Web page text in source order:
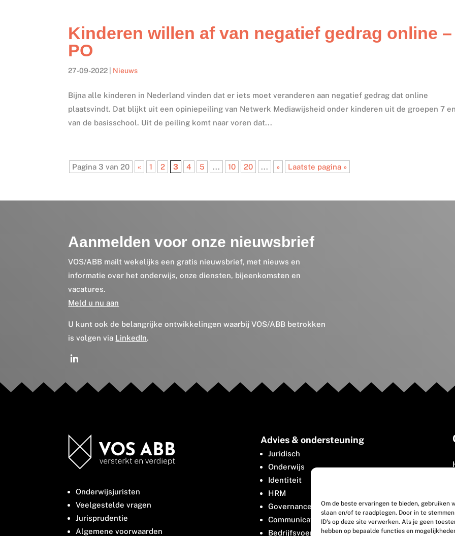
Om de beste ervaringen te bieden,
slaan en/of te raadplegen. Door in te
ID's op deze site verwerken. Als je geen
hebben op bepaalde functies en
Kinderen willen af van negatief gedrag online –
PO
27-09-2022 Nieuws
Bijna alle kinderen in Nederland vinden dat er iets moet veranderen aan negatief gedrag dat online
plaatsvindt. Dat blijkt uit een opiniepeiling van Netwerk Mediawijsheid onder kinderen uit de groepen 7
van de basisschool. Uit de peiling komt naar voren dat...
Pagina 3 van 20 « 1 2 3 4 5 ... 10 20 ... » Laatste pagina »
Aanmelden voor onze nieuwsbrief
VOS/ABB mailt wekelijks een gratis nieuwsbrief, met nieuws en
informatie over het onderwijs, onze diensten, bijeenkomsten en
vacatures.
Meld u nu aan
U kunt ook de belangrijke ontwikkelingen waarbij VOS/ABB betrokken
is volgen via LinkedIn.
Onderwijsjuristen
Veelgestelde vragen
Jurisprudentie
Algemene voorwaarden
Advies & ondersteuning
Juridisch
Onderwijs
Identiteit
HRM
Governance
Communicatie
Bedrijfsvoering